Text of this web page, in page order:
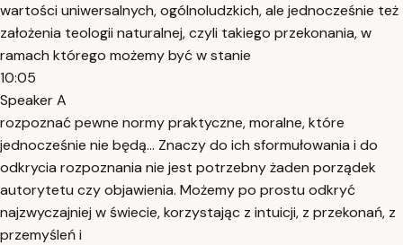
wartości uniwersalnych, ogólnoludzkich, ale jednocześnie też
założenia teologii naturalnej, czyli takiego przekonania, w
ramach którego możemy być w stanie
10:05
Speaker A
rozpoznać pewne normy praktyczne, moralne, które
jednocześnie nie będą... Znaczy do ich sformułowania i do
odkrycia rozpoznania nie jest potrzebny żaden porządek
autorytetu czy objawienia. Możemy po prostu odkryć
najzwyczajniej w świecie, korzystając z intuicji, z przekonań, z
przemyśleń i